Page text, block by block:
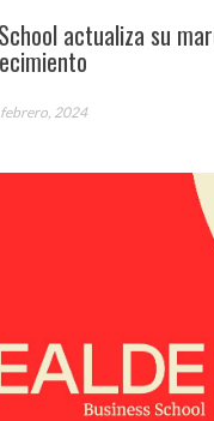
actualiza su
2024